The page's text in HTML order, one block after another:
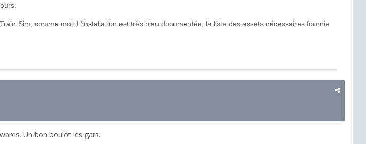
Sim, comme moi. L'installation est très bien documentée, la liste des assets nécessaires fournie
Un bon boulot les gars.